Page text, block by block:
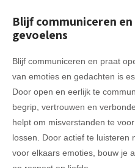
Blijf communiceren
gevoelens
Blijf communiceren en praat
van emoties en gedachten is
Door open en eerlijk te
begrip, vertrouwen en
helpt om misverstanden te
lossen. Door actief te luisteren
voor elkaars emoties, bouw je